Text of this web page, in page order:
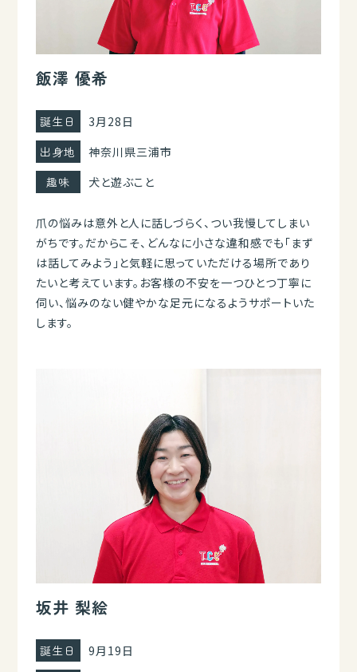
飯澤 優希
誕生日
3月28日
出身地
神奈川県三浦市
趣味
犬と遊ぶこと
爪の悩みは意外と人に話しづらく、つい我慢してしまい
がちです。だからこそ、どんなに小さな違和感でも「まず
は話してみよう」と気軽に思っていただける場所であり
たいと考えています。お客様の不安を一つひとつ丁寧に
伺い、悩みのない健やかな足元になるようサポートいた
します。
坂井 梨絵
誕生日
9月19日